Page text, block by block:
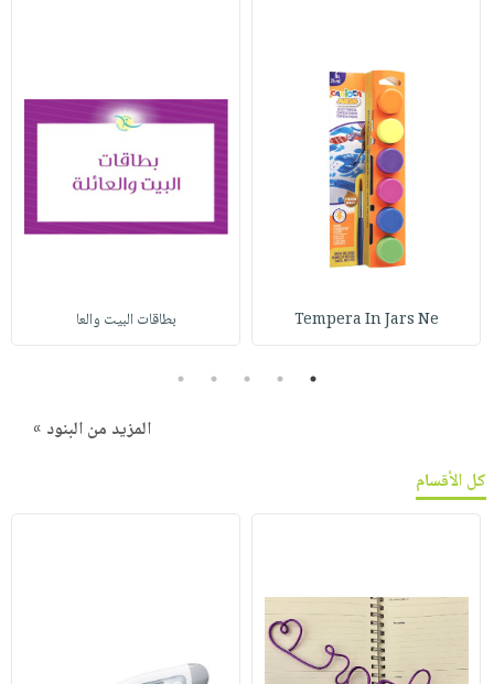
Tempera In Jars Ne بطاقات البيت والعا
1
2
3
4
5
المزيد من البنود »
كل الأقسام